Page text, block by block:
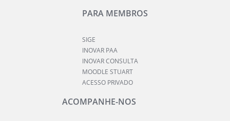
PARA MEMBROS
SIGE
INOVAR PAA
INOVAR CONSULTA
MOODLE STUART
ACESSO PRIVADO
ACOMPANHE-NOS